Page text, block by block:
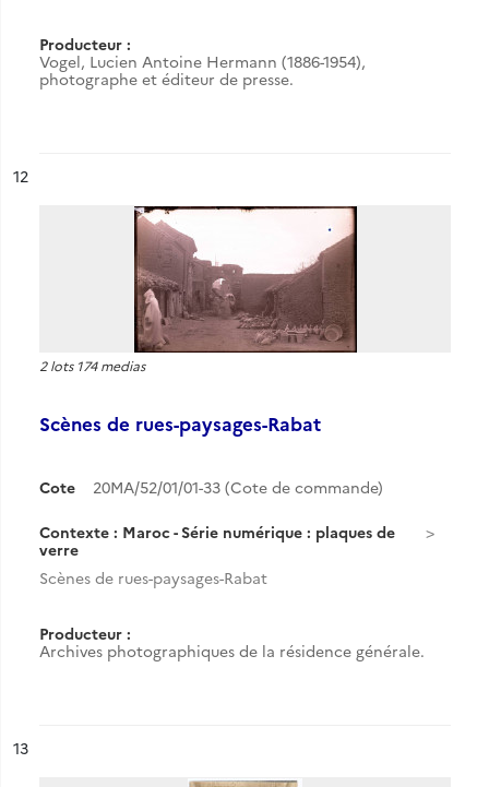
Producteur :
Vogel, Lucien Antoine Hermann (1886-1954),
photographe et éditeur de presse.
n°
12
2 lots 174 medias
Scènes de rues-paysages-Rabat
Cote 20MA/52/01/01-33 (Cote de commande)
Contexte : Maroc - Série numérique : plaques de
verre
Scènes de rues-paysages-Rabat
Producteur :
Archives photographiques de la résidence générale.
n°
13